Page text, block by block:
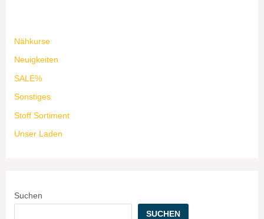
Nähkurse
Neuigkeiten
SALE%
Sonstiges
Stoff Sortiment
Unser Laden
Suchen
SUCHEN